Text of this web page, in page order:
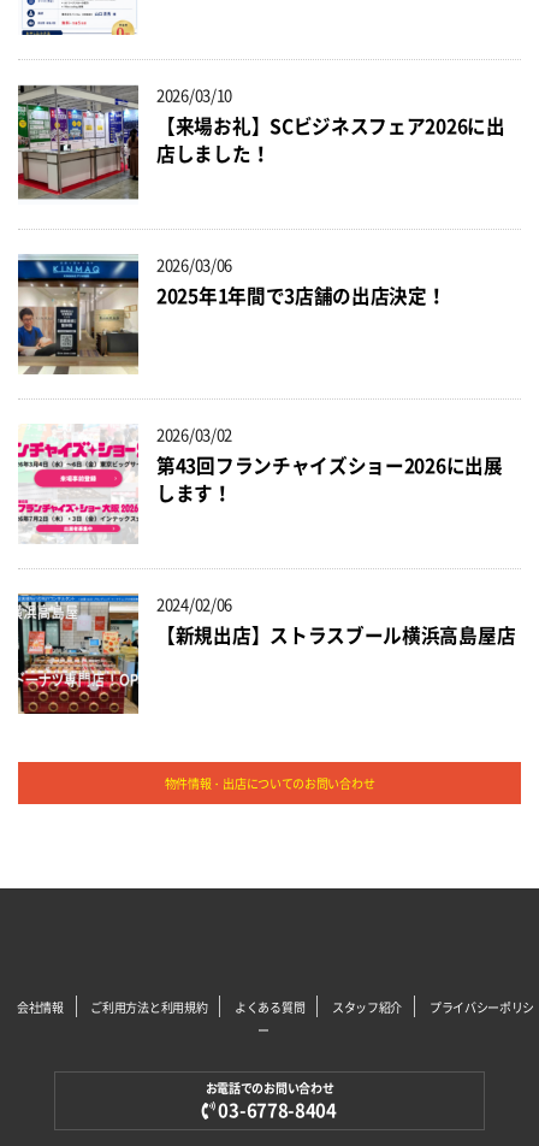
2026/03/10
【来場お礼】SCビジネスフェア2026に出
店しました！
2026/03/06
2025年1年間で3店舗の出店決定！
2026/03/02
第43回フランチャイズショー2026に出展
します！
2024/02/06
【新規出店】ストラスブール横浜高島屋店
物件情報・出店についてのお問い合わせ
会社情報 ご利用方法と利用規約 よくある質問 スタッフ紹介
プライバシーポリシ
ー
お電話でのお問い合わせ
03-6778-8404